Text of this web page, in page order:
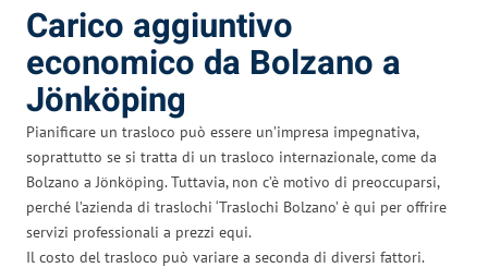
Carico aggiuntivo
economico da Bolzano a
Jönköping
Pianificare un trasloco può essere un’impresa impegnativa,
soprattutto se si tratta di un trasloco internazionale, come da
Bolzano a Jönköping. Tuttavia, non c’è motivo di preoccuparsi,
perché l’azienda di traslochi ‘Traslochi Bolzano’ è qui per offrire
servizi professionali a prezzi equi.
Il costo del trasloco può variare a seconda di diversi fattori.